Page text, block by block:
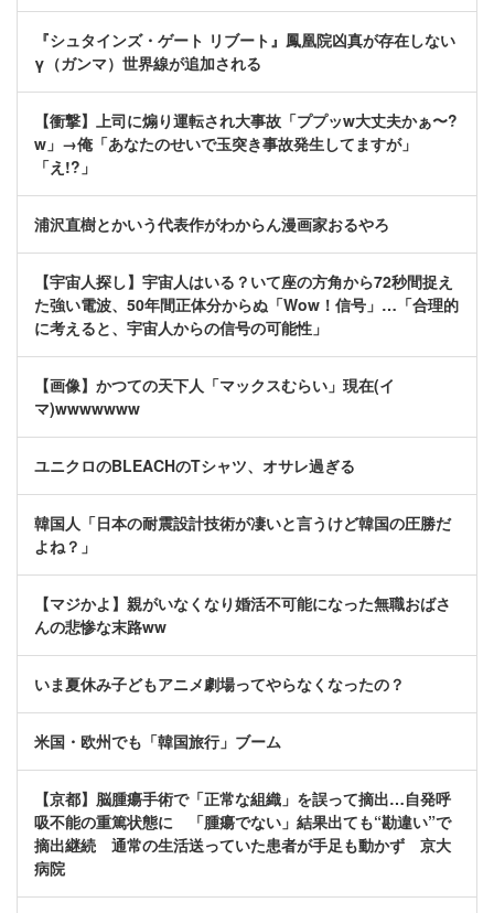
『シュタインズ・ゲート リブート』鳳凰院凶真が存在しない
γ（ガンマ）世界線が追加される
【衝撃】上司に煽り運転され大事故「ププッw大丈夫かぁ〜?
w」→俺「あなたのせいで玉突き事故発生してますが」
「え!?」
浦沢直樹とかいう代表作がわからん漫画家おるやろ
【宇宙人探し】宇宙人はいる？いて座の方角から72秒間捉え
た強い電波、50年間正体分からぬ「Wow！信号」…「合理的
に考えると、宇宙人からの信号の可能性」
【画像】かつての天下人「マックスむらい」現在(イ
マ)wwwwwww
ユニクロのBLEACHのTシャツ、オサレ過ぎる
韓国人「日本の耐震設計技術が凄いと言うけど韓国の圧勝だ
よね？」
【マジかよ】親がいなくなり婚活不可能になった無職おばさ
んの悲惨な末路ww
いま夏休み子どもアニメ劇場ってやらなくなったの？
米国・欧州でも「韓国旅行」ブーム
【京都】脳腫瘍手術で「正常な組織」を誤って摘出…自発呼
吸不能の重篤状態に 「腫瘍でない」結果出ても“勘違い”で
摘出継続 通常の生活送っていた患者が手足も動かず 京大
病院